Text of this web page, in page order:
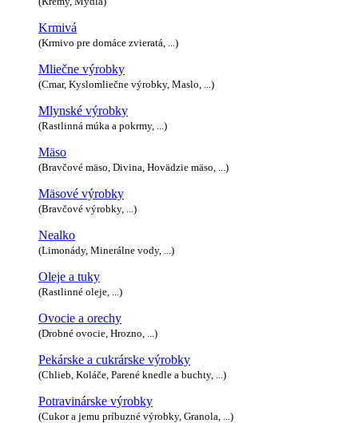
Krmivá
(Krmivo pre domáce zvieratá, ...)
Mliečne výrobky
(Cmar, Kyslomliečne výrobky, Maslo, ...)
Mlynské výrobky
(Rastlinná múka a pokrmy, ...)
Mäso
(Bravčové mäso, Divina, Hovädzie mäso, ...)
Mäsové výrobky
(Bravčové výrobky, ...)
Nealko
(Limonády, Minerálne vody, ...)
Oleje a tuky
(Rastlinné oleje, ...)
Ovocie a orechy
(Drobné ovocie, Hrozno, ...)
Pekárske a cukrárske výrobky
(Chlieb, Koláče, Parené knedle a buchty, ...)
Potravinárske výrobky
(Cukor a jemu príbuzné výrobky, Granola, ...)